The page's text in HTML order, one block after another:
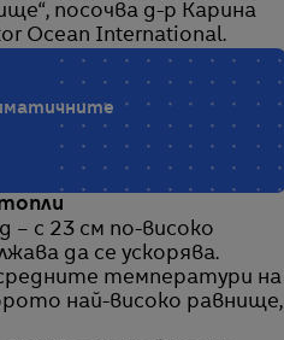
посочва д-р Карина
Ocean International.
– с 23 см по-високо
да се ускорява.
температури на
най-високо равнище,